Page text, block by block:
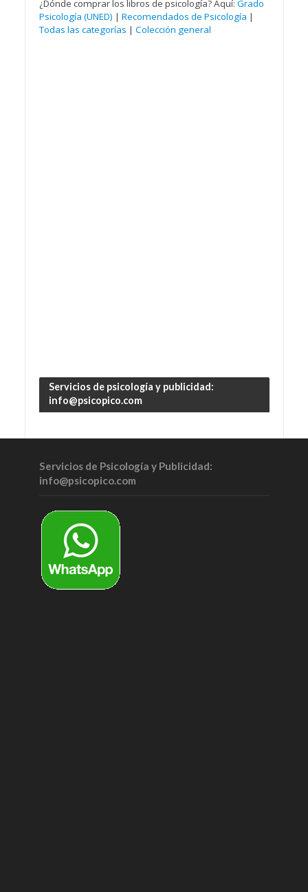
¿Dónde comprar los libros de psicología? Aquí: Grado
Psicología (UNED) | Recomendados de Psicología |
Todas las categorías | Colección general
Servicios de psicología y publicidad:
info@psicopico.com
Servicios de Psicología y Publicidad:
info@psicopico.com